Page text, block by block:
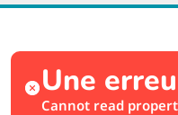
Une
Cannot read